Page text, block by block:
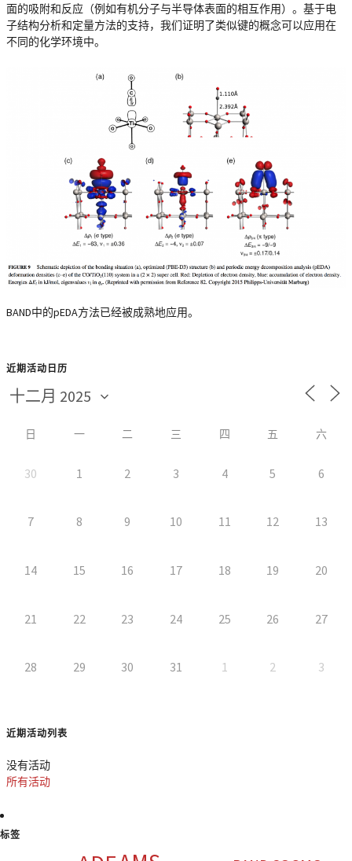
面的吸附和反应（例如有机分子与半导体表面的相互作用）。基于电
子结构分析和定量方法的支持，我们证明了类似键的概念可以应用在
不同的化学环境中。
BAND中的pEDA方法已经被成熟地应用。
近期活动日历
日 一 二 三 四 五 六
30 1 2 3 4 5 6
7 8 9 10 11 12 13
14 15 16 17 18 19 20
21 22 23 24 25 26 27
28 29 30 31 1 2 3
近期活动列表
没有活动
所有活动
标签